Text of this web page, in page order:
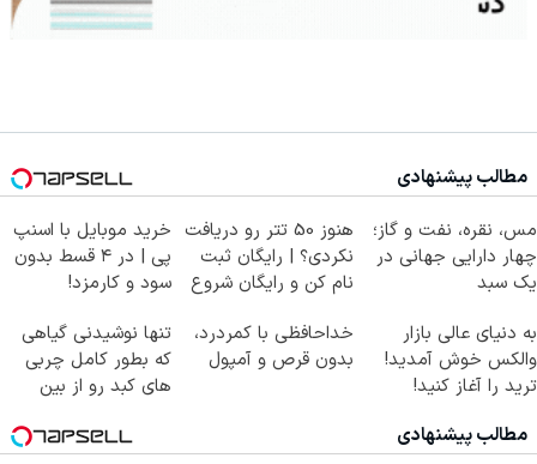
مطالب پیشنهادی
مس، نقره، نفت و گاز؛
چهار دارایی جهانی در
یک سبد
هنوز 50 تتر رو دریافت
نکردی؟ | رایگان ثبت
نام کن و رایگان شروع
خرید موبایل با اسنپ
پی | در ۴ قسط بدون
سود و کارمزد!
به دنیای عالی بازار
والکس خوش آمدید!
ترید را آغاز کنید!
خداحافظی با کمردرد،
بدون قرص و آمپول
تنها نوشیدنی گیاهی
که بطور کامل چربی
های کبد رو از بین
مطالب پیشنهادی